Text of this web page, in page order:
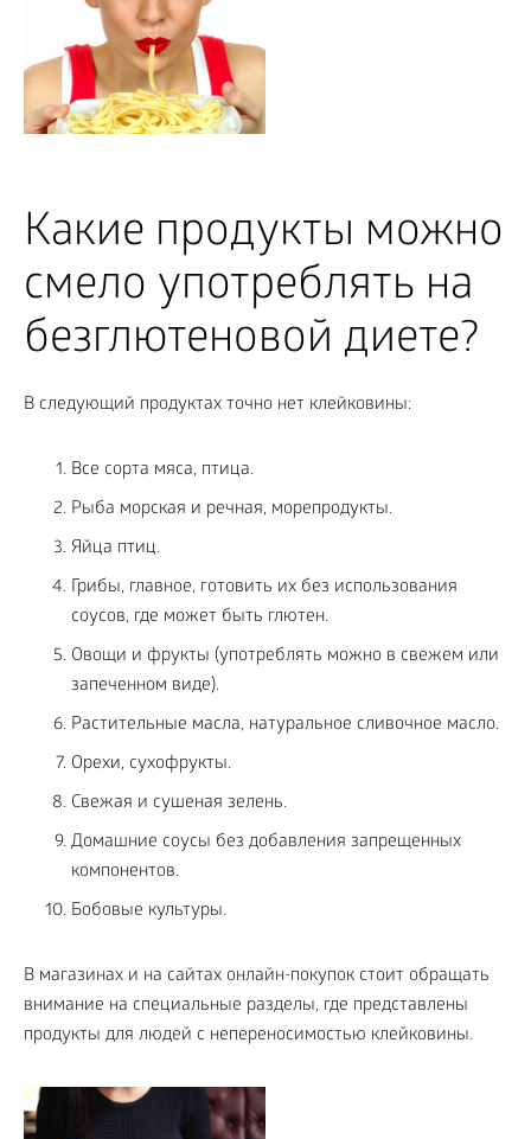
Какие продукты можно
смело употреблять на
безглютеновой диете?
В следующий продуктах точно нет клейковины:
Все сорта мяса, птица.
Рыба морская и речная, морепродукты.
Яйца птиц.
Грибы, главное, готовить их без использования
соусов, где может быть глютен.
Овощи и фрукты (употреблять можно в свежем или
запеченном виде).
Растительные масла, натуральное сливочное масло.
Орехи, сухофрукты.
Свежая и сушеная зелень.
Домашние соусы без добавления запрещенных
компонентов.
Бобовые культуры.
В магазинах и на сайтах онлайн-покупок стоит обращать
внимание на специальные разделы, где представлены
продукты для людей с непереносимостью клейковины.